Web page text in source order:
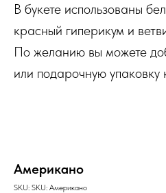
В букете использованы
красный гиперикум и
По желанию вы можете
или подарочную упаковку
Американо
SKU: SKU: Американо